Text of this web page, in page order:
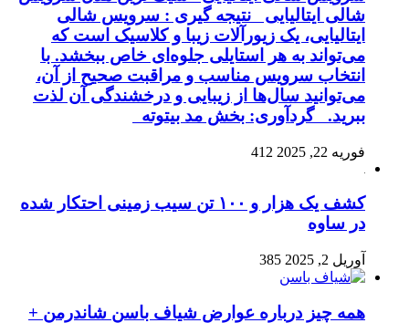
شالی ایتالیایی نتیجه گیری : سرویس شالی
ایتالیایی، یک زیورآلات زیبا و کلاسیک است که
می‌تواند به هر استایلی جلوه‌ای خاص ببخشد. با
انتخاب سرویس مناسب و مراقبت صحیح از آن،
می‌توانید سال‌ها از زیبایی و درخشندگی آن لذت
ببرید. گردآوری: بخش مد بیتوته
فوریه 22, 2025 412
کشف یک هزار و ۱۰۰ تن سیب زمینی احتکار شده
در ساوه
آوریل 2, 2025 385
همه چیز درباره عوارض شیاف باسن شاندرمن +